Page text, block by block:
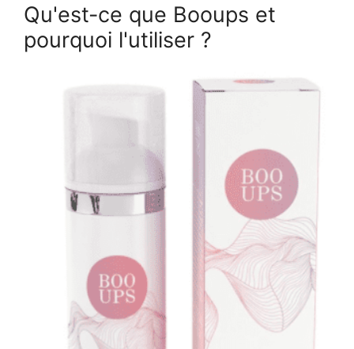
Qu'est-ce que Booups et
pourquoi l'utiliser ?